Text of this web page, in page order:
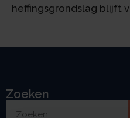
heffingsgrondslag blijft
Zoeken